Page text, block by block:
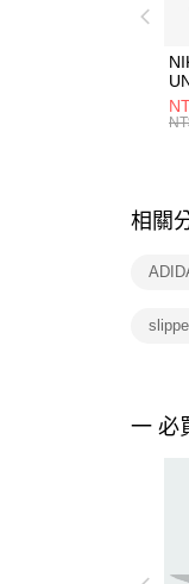
統
相關
一 必